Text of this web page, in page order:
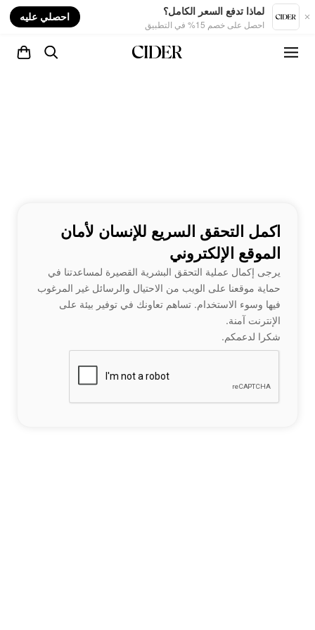
لماذا تدفع السعر الكامل؟
احصل على خصم 15% في التطبيق
احصلي عليه
اكمل التحقق السريع للإنسان لأمان
الموقع الإلكتروني
يرجى إكمال عملية التحقق البشرية القصيرة لمساعدتنا في
حماية موقعنا على الويب من الاحتيال والرسائل غير المرغوب
فيها وسوء الاستخدام. تساهم تعاونك في توفير بيئة على
الإنترنت آمنة.
شكرا لدعمكم.